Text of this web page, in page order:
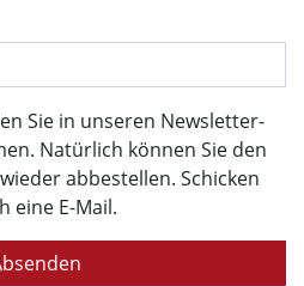
Sie in unseren Newsletter-
Natürlich können Sie den
abbestellen. Schicken
eine E-Mail.